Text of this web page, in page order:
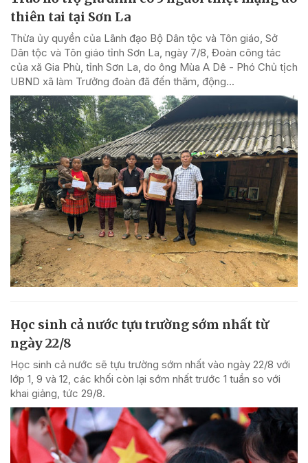
thiên tai tại Sơn La
Thừa ủy quyền của Lãnh đạo Bộ Dân tộc và Tôn giáo, Sở
Dân tộc và Tôn giáo tỉnh Sơn La, ngày 7/8, Đoàn công tác
của xã Gia Phù, tỉnh Sơn La, do ông Mùa A Dê - Phó Chủ tịch
UBND xã làm Trưởng đoàn đã đến thăm, động...
Học sinh cả nước tựu trường sớm nhất từ
ngày 22/8
Học sinh cả nước sẽ tựu trường sớm nhất vào ngày 22/8 với
lớp 1, 9 và 12, các khối còn lại sớm nhất trước 1 tuần so với
khai giảng, tức 29/8.